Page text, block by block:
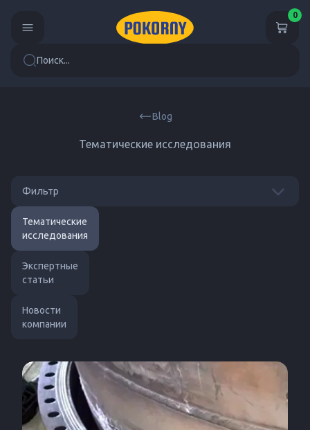
Поиск...
0
Blog
Тематические исследования
Все
Тематические
исследования
Экспертные
статьи
Новости
компании
Фильтр